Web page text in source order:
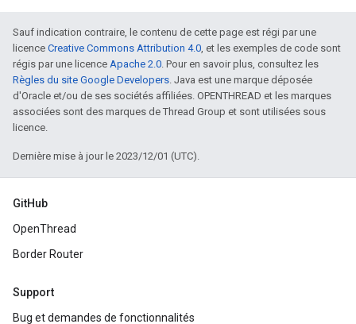
Sauf indication contraire, le contenu de cette page est régi par une
licence Creative Commons Attribution 4.0, et les exemples de code sont
régis par une licence Apache 2.0. Pour en savoir plus, consultez les
Règles du site Google Developers. Java est une marque déposée
d'Oracle et/ou de ses sociétés affiliées. OPENTHREAD et les marques
associées sont des marques de Thread Group et sont utilisées sous
licence.
Dernière mise à jour le 2023/12/01 (UTC).
GitHub
OpenThread
Border Router
Support
Bug et demandes de fonctionnalités